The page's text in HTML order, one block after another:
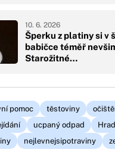
Šperku z platiny si v
babičce téměř
Starožitné…
10. 6. 2026
pomoc těstoviny
ucpaný odpad
nejlevnejsipotraviny